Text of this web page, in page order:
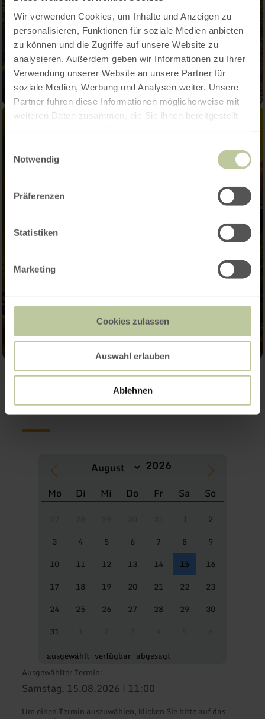
Wir verwenden Cookies, um Inhalte und Anzeigen zu
personalisieren, Funktionen für soziale Medien anbieten
zu können und die Zugriffe auf unsere Website zu
analysieren. Außerdem geben wir Informationen zu Ihrer
Verwendung unserer Website an unsere Partner für
soziale Medien, Werbung und Analysen weiter. Unsere
Partner führen diese Informationen möglicherweise mit
weiteren Daten zusammen, die Sie ihnen bereitgestellt
Notwendig
Präferenzen
Statistiken
Marketing
Cookies zulassen
Auswahl erlauben
Ablehnen
Weitere Termine
Mo Di Mi Do Fr Sa So
1
2
3
4 5 6 7 8
9
10
11 12 13 14 15
16
17
18 19 20 21 22
23
24
25 26 27 28 29
30
31
ausgewählt verfügbar abgesagt
Ausgewählter Termin:
Samstag, 15.08.2026 | 11:00
Um einen Termin auszuwählen, klicken Sie bitte auf das